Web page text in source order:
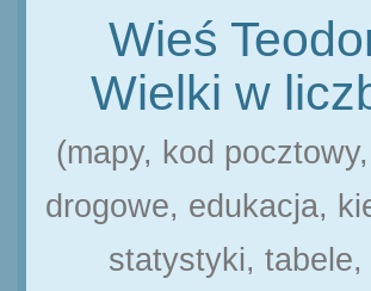
Wieś
Wielki w
(mapy, kod
drogowe, edukacja,
statystyki, tabele,